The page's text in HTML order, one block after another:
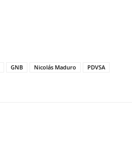
GNB Nicolás Maduro
PDVSA